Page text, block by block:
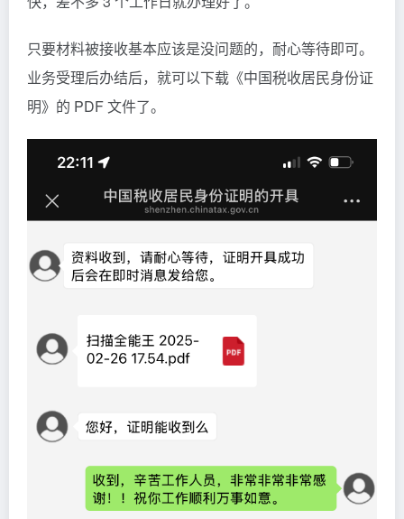
只要材料被接收基本应该是没问题的，耐心等待即可。
业务受理后办结后，就可以下载《中国税收居民身份证
明》的 PDF 文件了。